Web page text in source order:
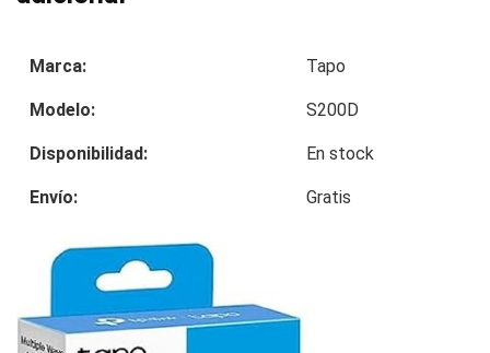
Marca: Tapo
Modelo: S200D
Disponibilidad: En stock
Envío: Gratis